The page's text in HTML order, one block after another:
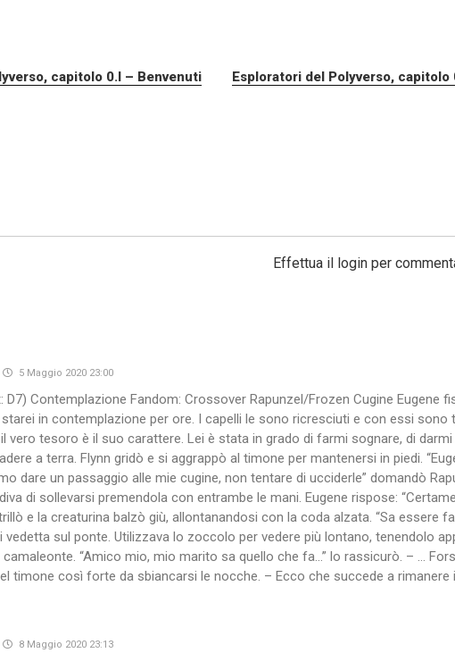
capitolo 0.I – Benvenuti
Esploratori del Polyverso, capitolo
Effettua il login per
5 Maggio 2020 23:00
D7) Contemplazione Fandom: Crossover Rapunzel/Frozen Cugine Eugene
in contemplazione per ore. I capelli le sono ricresciuti e con essi
vero tesoro è il suo carattere. Lei è stata in grado di farmi sognare, di
a terra. Flynn gridò e si aggrappò al timone per mantenersi in piedi.
dare un passaggio alle mie cugine, non tentare di ucciderle” domandò
di sollevarsi premendola con entrambe le mani. Eugene rispose:
e la creaturina balzò giù, allontanandosi con la coda alzata. “Sa
vedetta sul ponte. Utilizzava lo zoccolo per vedere più lontano, tenendolo
“Amico mio, mio marito sa quello che fa…” lo rassicurò. – …
timone così forte da sbiancarsi le nocche. – Ecco che succede a
8 Maggio 2020 23:13